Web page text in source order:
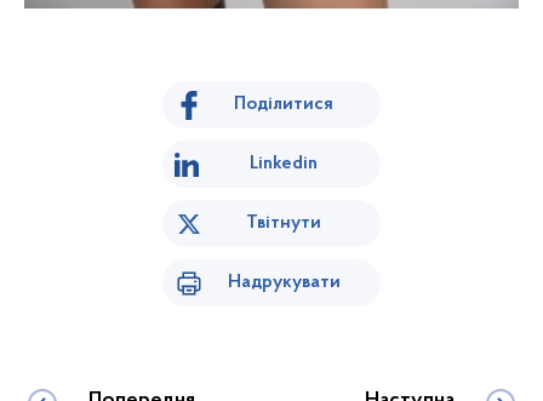
Поділитися
Linkedin
Твітнути
Надрукувати